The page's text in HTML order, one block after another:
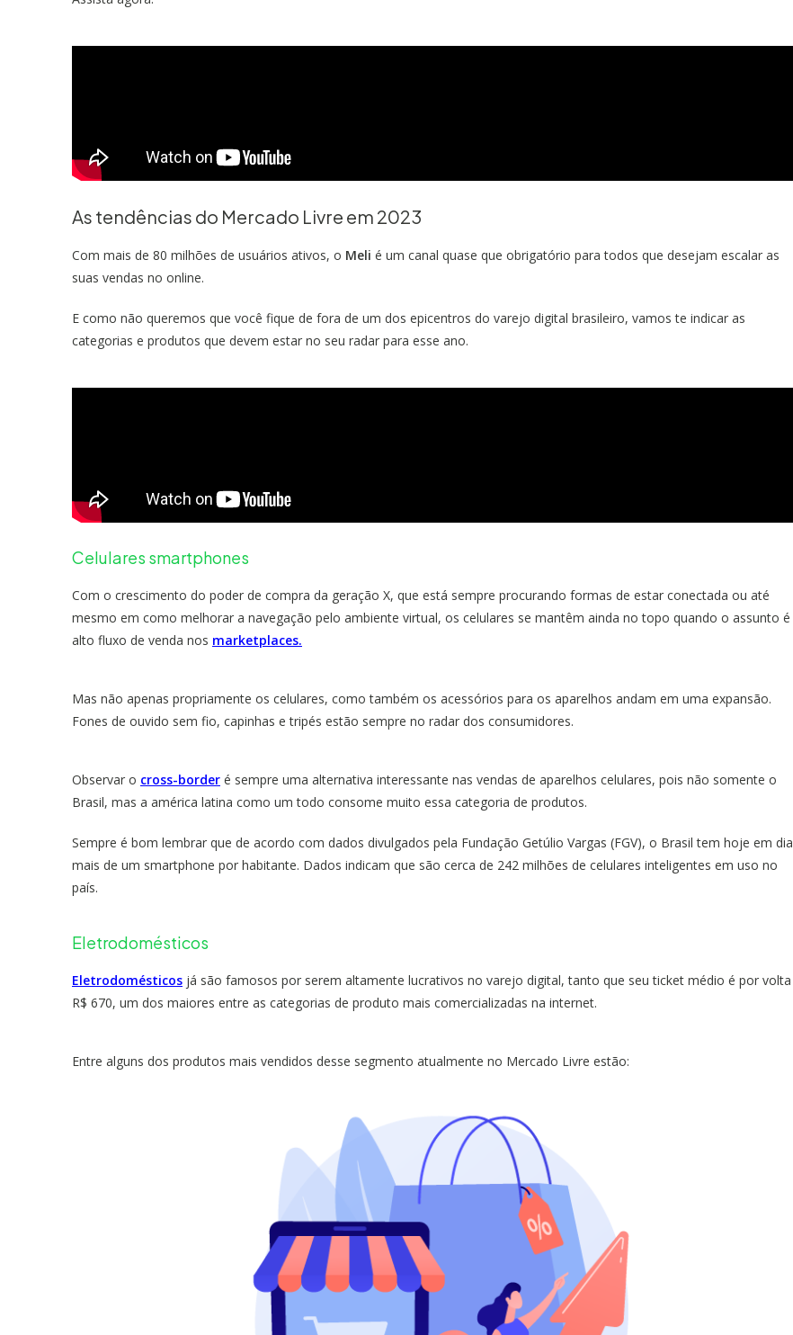
As tendências do Mercado Livre em 2023
Com mais de 80 milhões de usuários ativos, o Meli é um canal quase que obrigatório para todos que desejam escalar as
suas vendas no online.
E como não queremos que você fique de fora de um dos epicentros do varejo digital brasileiro, vamos te indicar as
categorias e produtos que devem estar no seu radar para esse ano.
Celulares smartphones
Com o crescimento do poder de compra da geração X, que está sempre procurando formas de estar conectada ou até
mesmo em como melhorar a navegação pelo ambiente virtual, os celulares se mantêm ainda no topo quando o assunto é
alto fluxo de venda nos marketplaces.
Mas não apenas propriamente os celulares, como também os acessórios para os aparelhos andam em uma expansão.
Fones de ouvido sem fio, capinhas e tripés estão sempre no radar dos consumidores.
Observar o cross-border é sempre uma alternativa interessante nas vendas de aparelhos celulares, pois não somente o
Brasil, mas a américa latina como um todo consome muito essa categoria de produtos.
Sempre é bom lembrar que de acordo com dados divulgados pela Fundação Getúlio Vargas (FGV), o Brasil tem hoje em dia
mais de um smartphone por habitante. Dados indicam que são cerca de 242 milhões de celulares inteligentes em uso no
país.
Eletrodomésticos
Eletrodomésticos já são famosos por serem altamente lucrativos no varejo digital, tanto que seu ticket médio é por volta
R$ 670, um dos maiores entre as categorias de produto mais comercializadas na internet.
Entre alguns dos produtos mais vendidos desse segmento atualmente no Mercado Livre estão: